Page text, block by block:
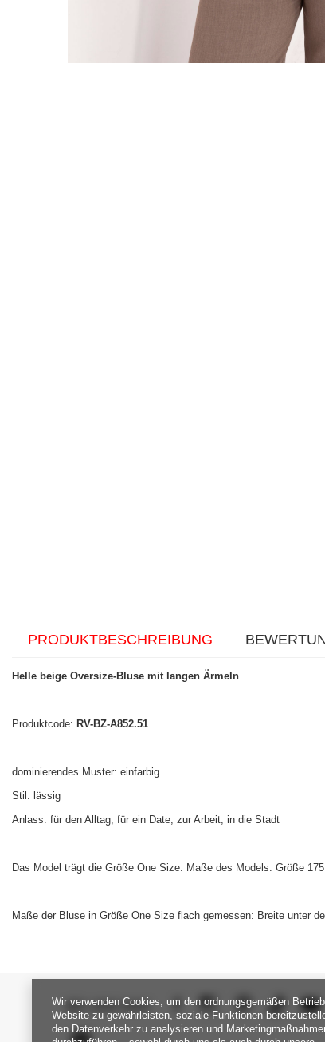
PRODUKTBESCHREIBUNG
Helle beige Oversize-Bluse mit langen Ärmeln
Produktcode: RV-BZ-A852.51
dominierendes Muster: einfarbig
Stil: lässig
Anlass: für den Alltag, für ein Date, zur Arbeit, in die Stadt
Das Model trägt die Größe One Size. Maße des Models: Größe
Maße der Bluse in Größe One Size flach gemessen: Breite unter
SEI UNS NAH
Wir verwenden Cookies, um den ordnungsgemäßen
Website zu gewährleisten, soziale Funktionen
den Datenverkehr zu analysieren und